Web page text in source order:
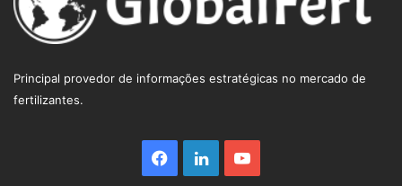
Principal provedor de informações estratégicas no mercado de
fertilizantes.
Facebook
LinkedinYouTube